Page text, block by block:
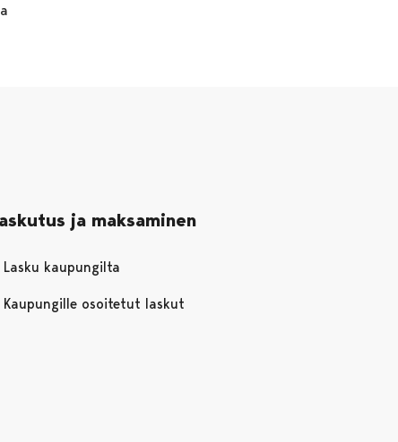
ja maksaminen
Lasku kaupungilta
Kaupungille osoitetut laskut